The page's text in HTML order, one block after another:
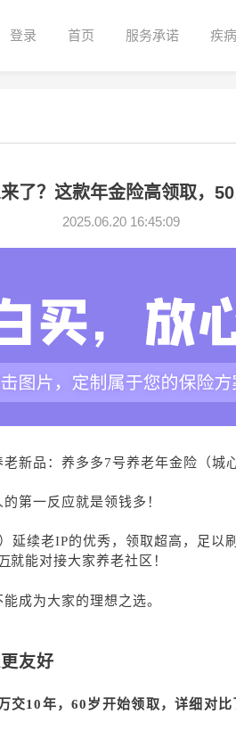
登录 首页 服务承诺 疾
了？这款年金险高领取，
2025.06.20 16:45:09
新品：养多多7号养老年金险（城
第一反应就是领钱多！
延续老IP的优秀，领取超高，足以
万就能对接大家养老社区！
成为大家的理想之选。
友好
交10年，60岁开始领取，详细对